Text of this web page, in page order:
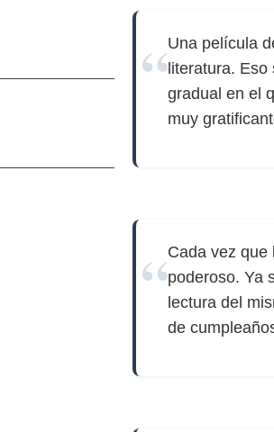
Una película
literatura.
gradual en el
muy
Cada vez que
poderoso. Ya
lectura del
de